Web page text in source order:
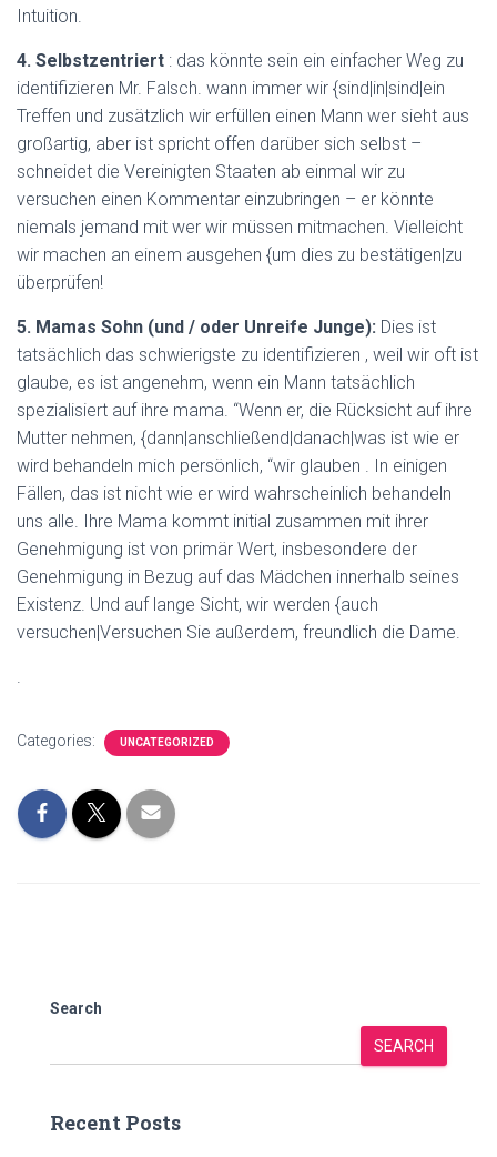
Intuition.
4. Selbstzentriert : das könnte sein ein einfacher Weg zu
identifizieren Mr. Falsch. wann immer wir {sind|in|sind|ein
Treffen und zusätzlich wir erfüllen einen Mann wer sieht aus
großartig, aber ist spricht offen darüber sich selbst –
schneidet die Vereinigten Staaten ab einmal wir zu
versuchen einen Kommentar einzubringen – er könnte
niemals jemand mit wer wir müssen mitmachen. Vielleicht
wir machen an einem ausgehen {um dies zu bestätigen|zu
überprüfen!
5. Mamas Sohn (und / oder Unreife Junge): Dies ist
tatsächlich das schwierigste zu identifizieren , weil wir oft ist
glaube, es ist angenehm, wenn ein Mann tatsächlich
spezialisiert auf ihre mama. “Wenn er, die Rücksicht auf ihre
Mutter nehmen, {dann|anschließend|danach|was ist wie er
wird behandeln mich persönlich, “wir glauben . In einigen
Fällen, das ist nicht wie er wird wahrscheinlich behandeln
uns alle. Ihre Mama kommt initial zusammen mit ihrer
Genehmigung ist von primär Wert, insbesondere der
Genehmigung in Bezug auf das Mädchen innerhalb seines
Existenz. Und auf lange Sicht, wir werden {auch
versuchen|Versuchen Sie außerdem, freundlich die Dame.
.
Categories: UNCATEGORIZED
Search
SEARCH
Recent Posts